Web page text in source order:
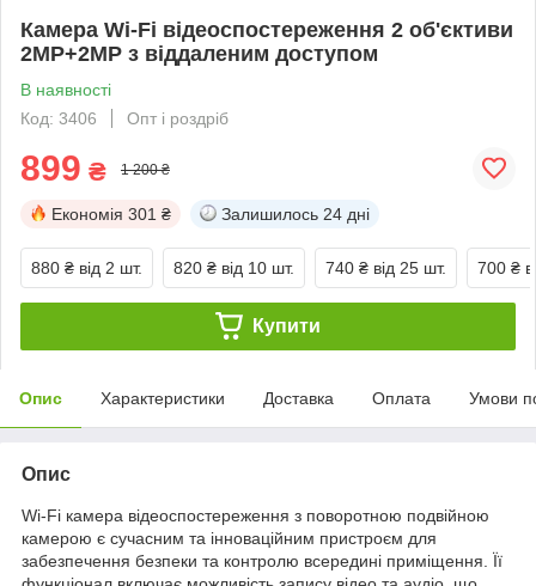
Камера Wi-Fi відеоспостереження 2 об'єктиви
2MP+2MP з віддаленим доступом
В наявності
Код: 3406
Опт і роздріб
899 ₴ 1 200 ₴
Економія 301 ₴ Залишилось 24 дні
880 ₴ від 2 шт. 820 ₴ від 10 шт. 740 ₴ від 25 шт. 700 ₴
Купити
Опис Характеристики Доставка Оплата Умови
Опис
Wi-Fi камера відеоспостереження з поворотною подвійною
камерою є сучасним та інноваційним пристроєм для
забезпечення безпеки та контролю всередині приміщення. Її